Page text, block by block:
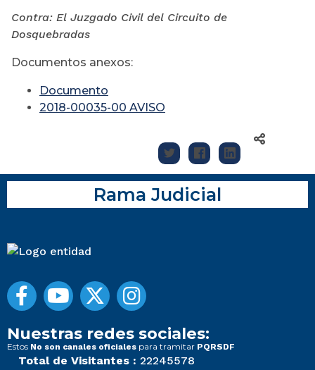
Contra: El Juzgado Civil del Circuito de
Dosquebradas
Documentos anexos:
Documento
2018-00035-00 AVISO
Rama Judicial
Nuestras redes sociales:
Estos No son canales oficiales para tramitar PQRSDF
Total de Visitantes : 22245578